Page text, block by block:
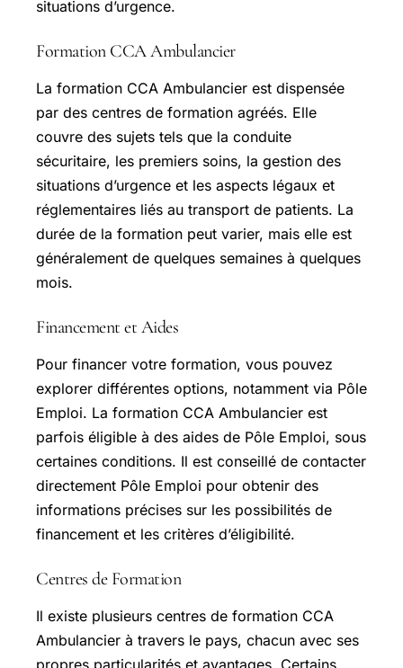
situations d’urgence.
Formation CCA Ambulancier
La formation CCA Ambulancier est dispensée
par des centres de formation agréés. Elle
couvre des sujets tels que la conduite
sécuritaire, les premiers soins, la gestion des
situations d’urgence et les aspects légaux et
réglementaires liés au transport de patients. La
durée de la formation peut varier, mais elle est
généralement de quelques semaines à quelques
mois.
Financement et Aides
Pour financer votre formation, vous pouvez
explorer différentes options, notamment via Pôle
Emploi. La formation CCA Ambulancier est
parfois éligible à des aides de Pôle Emploi, sous
certaines conditions. Il est conseillé de contacter
directement Pôle Emploi pour obtenir des
informations précises sur les possibilités de
financement et les critères d’éligibilité.
Centres de Formation
Il existe plusieurs centres de formation CCA
Ambulancier à travers le pays, chacun avec ses
propres particularités et avantages. Certains